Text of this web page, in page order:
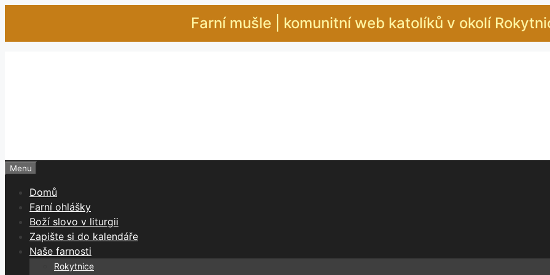
obsah
Farní mušle | komunitní web katolíků v okolí
Menu
Domů
Farní ohlášky
Boží slovo v liturgii
Zapište si do kalendáře
Naše farnosti
Rokytnice